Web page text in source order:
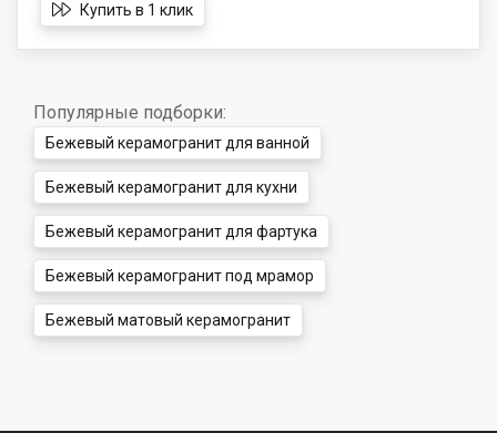
Купить в 1 клик
Популярные подборки:
Бежевый керамогранит для ванной
Бежевый керамогранит для кухни
Бежевый керамогранит для фартука
Бежевый керамогранит под мрамор
Бежевый матовый керамогранит